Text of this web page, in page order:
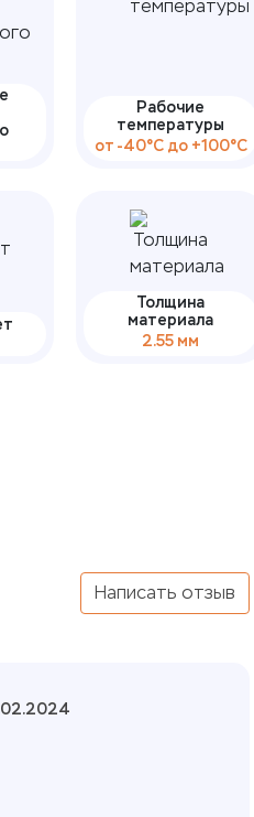
Рабочие
температуры
от -40°С до +100°С
Толщина
материала
2.55 мм
Написать отзыв